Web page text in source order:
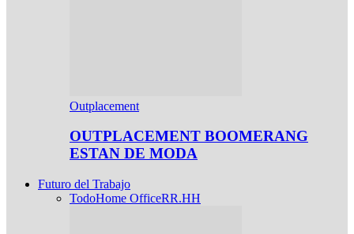
Outplacement
OUTPLACEMENT BOOMERANG
ESTAN DE MODA
Futuro del Trabajo
TodoHome OfficeRR.HH